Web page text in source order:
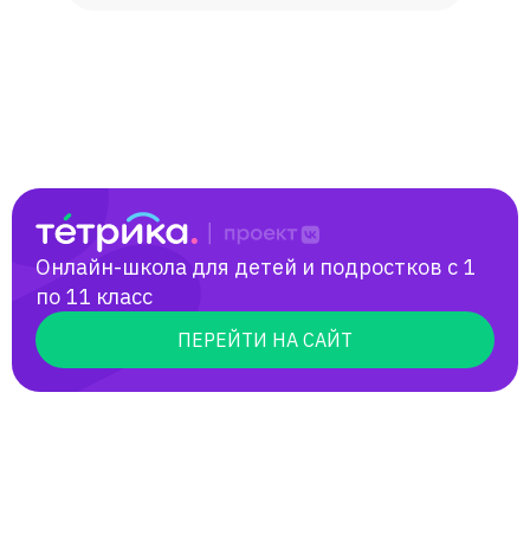
Онлайн-школа для детей и подростков с 1
по 11 класс
ПЕРЕЙТИ НА САЙТ